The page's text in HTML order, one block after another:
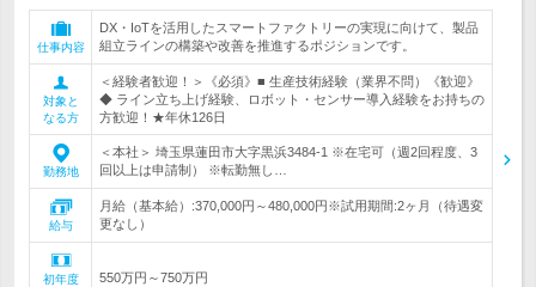
仕事内容
DX・IoTを活用したスマートファクトリーの実現に向けて、製品
組立ラインの構築や改善を推進するポジションです。
対象と
なる方
＜経験者歓迎！＞《必須》■ 生産技術経験（業界不問）《歓迎》
◆ ライン立ち上げ経験、ロボット・センサー導入経験をお持ちの
方歓迎！★年休126日
勤務地
＜本社＞ 埼玉県蓮田市大字黒浜3484-1 ※在宅可（週2回程度、3
回以上は申請制） ※転勤無し…
給与
月給（基本給）:370,000円～480,000円※試用期間:2ヶ月（待遇変
更なし）
初年度
550万円～750万円